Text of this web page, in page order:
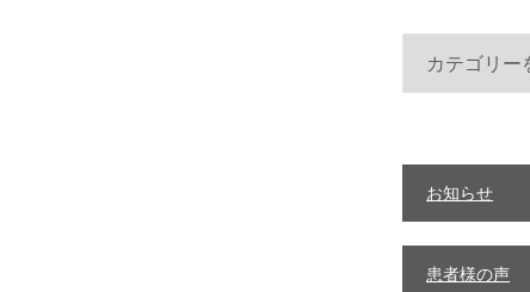
ー
お知らせ
患者様の声